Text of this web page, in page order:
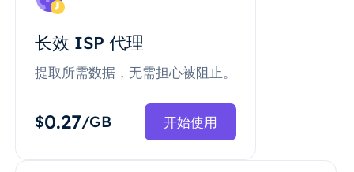
长效 ISP 代理
提取所需数据，无需担心被阻止。
$0.27/GB 开始使用